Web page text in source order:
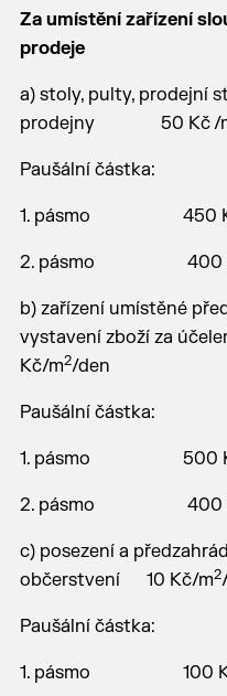
Za umístění zařízení
prodeje
a) stoly, pulty, prodejní
prodejny 50 Kč /
Paušální částka:
1. pásmo 450
2. pásmo 400
b) zařízení umístěné
vystavení zboží za
Kč/m2/den
Paušální částka:
1. pásmo 500
2. pásmo 400
c) posezení a
občerstvení 10 Kč/m2
Paušální částka:
1. pásmo 100